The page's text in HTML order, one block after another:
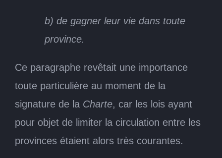
b) de gagner leur vie dans toute
province.
Ce paragraphe revêtait une importance
toute particulière au moment de la
signature de la Charte, car les lois ayant
pour objet de limiter la circulation entre les
provinces étaient alors très courantes.